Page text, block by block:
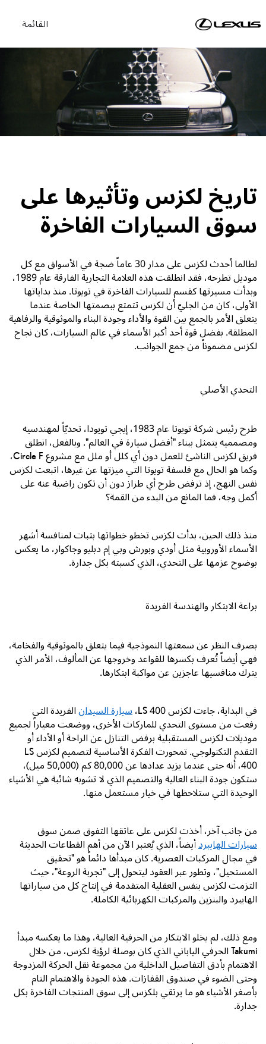
القائمة
تاريخ لكزس وتأثيرها على
سوق السيارات الفاخرة
لطالما أحدث لكزس على مدار30عاماً ضجة في الأسواق مع كل
موديل تطرحه، فقد انطلقت هذه العلامة التجارية الفارقة عام1989،
وبدأت مسيرتها كقسم للسيارات الفاخرة في تويوتا. منذ بداياتها
الأولى، كان من الجليّ أن لكزس تتمتع ببصمتها الخاصة عندما
يتعلق الأمر بالجمع بين القوة والأداء وجودة البناء والموثوقية والرفاهية
المطلقة. بفضل قوة أحد أكبر الأسماء في عالم السيارات، كان نجاح
لكزس مضموناً من جمع الجوانب.
التحدي الأصلي
طرح رئيس شركة تويوتا عام1983، إيجي تويودا، تحديّاً لمهندسيه
ومصمميه يتمثل ببناء "أفضل سيارة في العالم". وبالفعل، انطلق
فريق لكزس الناشئ للعمل دون أي كلل أو ملل مع مشروعCircle F،
وكما هو الحال مع فلسفة تويوتا التي ميزتها عن غيرها، اتبعت لكزس
نفس النهج، إذ ترفض طرح أي طراز دون أن تكون راضية عنه على
أكمل وجه، فما المانع من البدء من القمة؟
منذ ذلك الحين، بدأت لكزس تخطو خطواتها بثبات لمنافسة أشهر
الأسماء الأوروبية مثل أودي وبورش وبي إم دبليو وجاكوار، ما يعكس
بوضوح عزمها على التحدي، الذي كسبته بكل جدارة.
براعة الابتكار والهندسة الفريدة
بصرف النظر عن سمعتها النموذجية فيما يتعلق بالموثوقية والفخامة،
فهي أيضاً تُعرف بكسرها للقواعد وخروجها عن المألوف، الأمر الذي
يترك منافسيها عاجزين عن مواكبة ابتكارها.
في البداية، جاءت لكزسLS 400،سيارة السيدانالفريدة التي
رفعت من مستوى التحدي للماركات الأخرى، ووضعت معياراً لجميع
موديلات لكزس المستقبلية برفض التنازل عن الراحة أو الأداء أو
التقدم التكنولوجي. تمحورت الفكرة الأساسية لتصميم لكزسLS
400، أنه حتى عندما يزيد عدادها عن80,000كم (50,000ميل)،
ستكون جودة البناء العالية والتصميم الذي لا تشوبه شائبة هي الأشياء
الوحيدة التي ستلاحظها في خيار مستعمل منها.
من جانب آخر، أخذت لكزس على عاتقها التفوق ضمن سوق
سيارات الهايبردأيضاً، الذي يُعتبر الآن من أهم القطاعات الحديثة
في مجال المركبات العصرية. كان مبدأها دائماً هو "تحقيق
المستحيل"، وتطور عبر العقود ليتحول إلى "تجربة الروعة"، حيث
التزمت لكزس بنفس العقلية المتقدمة في إنتاج كل من سياراتها
الهايبرد والبنزين والمركبات الكهربائية الكاملة.
ومع ذلك، لم يخلو الابتكار من الحرفية العالية، وهذا ما يعكسه مبدأ
Takumiالحرفي الياباني الذي كان بوصلة لرؤية لكزس، من خلال
الاهتمام بأدق التفاصيل الداخلية من مجموعة نقل الحركة المزدوجة
وحتى الضوء في صندوق القفازات. هذه الجودة والاهتمام التام
بأصغر الأشياء هو ما يرتقي بلكزس إلى سوق المنتجات الفاخرة بكل
جدارة.